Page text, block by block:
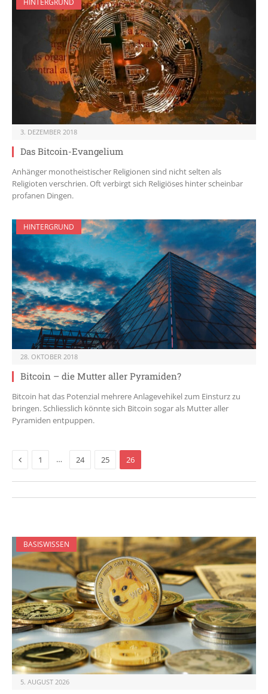
HINTERGRUND
3. DEZEMBER 2018
Das Bitcoin-Evangelium
Anhänger monotheistischer Religionen sind nicht selten als
Religioten verschrien. Oft verbirgt sich Religiöses hinter scheinbar
profanen Dingen.
HINTERGRUND
28. OKTOBER 2018
Bitcoin – die Mutter aller Pyramiden?
Bitcoin hat das Potenzial mehrere Anlagevehikel zum Einsturz zu
bringen. Schliesslich könnte sich Bitcoin sogar als Mutter aller
Pyramiden entpuppen.
Previous
1 … 24 25 26
BASISWISSEN
5. AUGUST 2026